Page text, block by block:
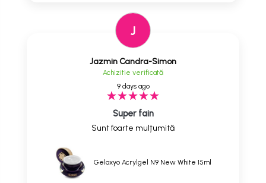
J
Jazmin Candra-Simon
Achizitie verificată
9 days ago
Super fain
Sunt foarte mulțumită
Gelaxyo Acrylgel N9 New White 15ml